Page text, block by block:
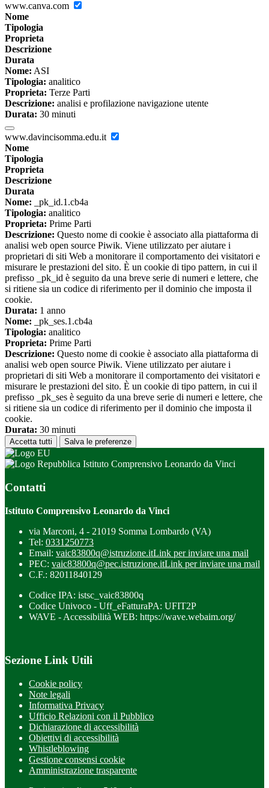
www.canva.com
Nome
Tipologia
Proprieta
Descrizione
Durata
Nome: ASI
Tipologia: analitico
Proprieta: Terze Parti
Descrizione: analisi e profilazione navigazione utente
Durata: 30 minuti
www.davincisomma.edu.it
Nome
Tipologia
Proprieta
Descrizione
Durata
Nome: _pk_id.1.cb4a
Tipologia: analitico
Proprieta: Prime Parti
Descrizione: Questo nome di cookie è associato alla piattaforma di
analisi web open source Piwik. Viene utilizzato per aiutare i
proprietari di siti Web a monitorare il comportamento dei visitatori e
misurare le prestazioni del sito. È un cookie di tipo pattern, in cui il
prefisso _pk_id è seguito da una breve serie di numeri e lettere, che
si ritiene sia un codice di riferimento per il dominio che imposta il
cookie.
Durata: 1 anno
Nome: _pk_ses.1.cb4a
Tipologia: analitico
Proprieta: Prime Parti
Descrizione: Questo nome di cookie è associato alla piattaforma di
analisi web open source Piwik. Viene utilizzato per aiutare i
proprietari di siti Web a monitorare il comportamento dei visitatori e
misurare le prestazioni del sito. È un cookie di tipo pattern, in cui il
prefisso _pk_ses è seguito da una breve serie di numeri e lettere, che
si ritiene sia un codice di riferimento per il dominio che imposta il
cookie.
Durata: 30 minuti
Accetta tutti Salva le preferenze
Istituto Comprensivo Leonardo da Vinci
Contatti
Istituto Comprensivo Leonardo da Vinci
via Marconi, 4 - 21019 Somma Lombardo (VA)
Tel: 0331250773
Email: vaic83800q@istruzione.itLink per inviare una mail
PEC: vaic83800q@pec.istruzione.itLink per inviare una mail
C.F.: 82011840129
Codice IPA: istsc_vaic83800q
Codice Univoco - Uff_eFatturaPA: UFIT2P
WAVE - Accessibilità WEB: https://wave.webaim.org/
Sezione Link Utili
Cookie policy
Note legali
Informativa Privacy
Ufficio Relazioni con il Pubblico
Dichiarazione di accessibilità
Obiettivi di accessibilità
Whistleblowing
Gestione consensi cookie
Amministrazione trasparente